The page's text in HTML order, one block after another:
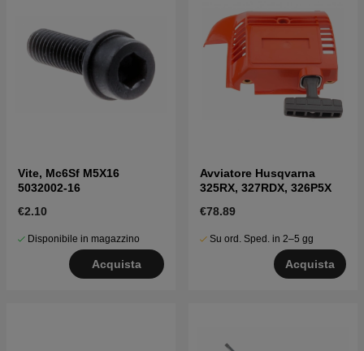
Vite, Mc6Sf M5X16
5032002-16
€2.10
Disponibile in magazzino
Acquista
Avviatore Husqvarna
325RX, 327RDX, 326P5X
€78.89
Su ord. Sped. in 2–5 gg
Acquista